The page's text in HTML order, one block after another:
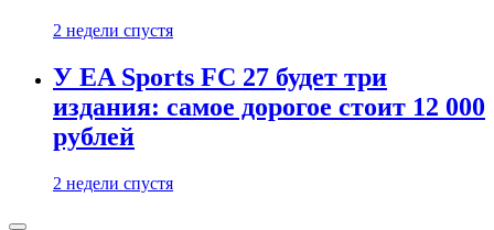
2 недели спустя
У EA Sports FC 27 будет три
издания: самое дорогое стоит 12 000
рублей
2 недели спустя